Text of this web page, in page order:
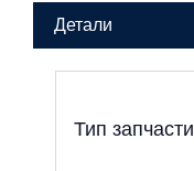
Детали
Тип запчасти